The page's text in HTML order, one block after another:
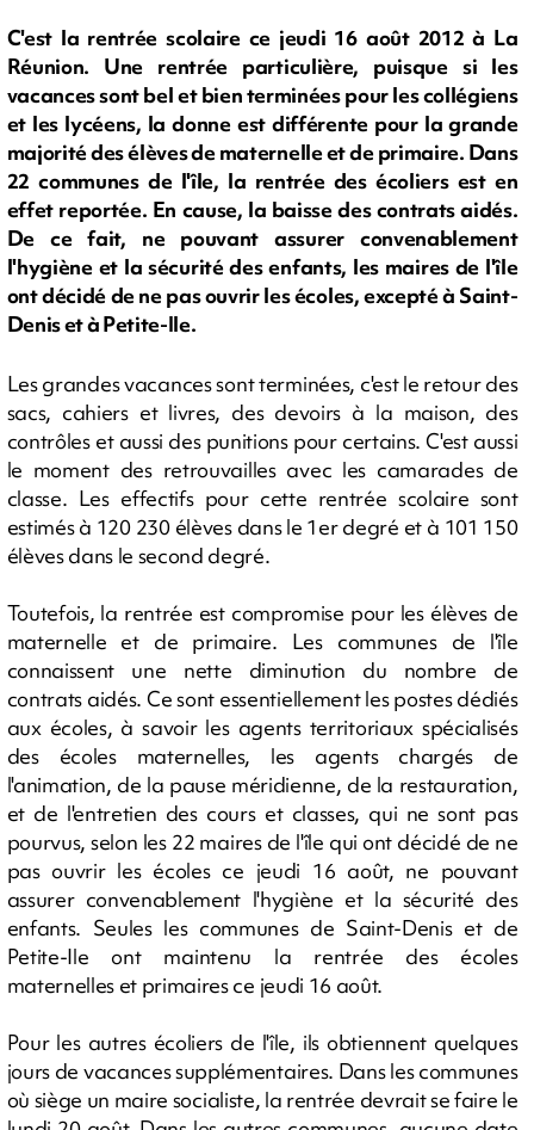
C'est la rentrée scolaire ce jeudi 16 août 2012 à La
Réunion. Une rentrée particulière, puisque si les
vacances sont bel et bien terminées pour les collégiens
et les lycéens, la donne est différente pour la grande
majorité des élèves de maternelle et de primaire. Dans
22 communes de l'île, la rentrée des écoliers est en
effet reportée. En cause, la baisse des contrats aidés.
De ce fait, ne pouvant assurer convenablement
l'hygiène et la sécurité des enfants, les maires de l'île
ont décidé de ne pas ouvrir les écoles, excepté à Saint-
Denis et à Petite-Ile.
Les grandes vacances sont terminées, c'est le retour des
sacs, cahiers et livres, des devoirs à la maison, des
contrôles et aussi des punitions pour certains. C'est aussi
le moment des retrouvailles avec les camarades de
classe. Les effectifs pour cette rentrée scolaire sont
estimés à 120 230 élèves dans le 1er degré et à 101 150
élèves dans le second degré.
Toutefois, la rentrée est compromise pour les élèves de
maternelle et de primaire. Les communes de l'île
connaissent une nette diminution du nombre de
contrats aidés. Ce sont essentiellement les postes dédiés
aux écoles, à savoir les agents territoriaux spécialisés
des écoles maternelles, les agents chargés de
l'animation, de la pause méridienne, de la restauration,
et de l'entretien des cours et classes, qui ne sont pas
pourvus, selon les 22 maires de l'île qui ont décidé de ne
pas ouvrir les écoles ce jeudi 16 août, ne pouvant
assurer convenablement l'hygiène et la sécurité des
enfants. Seules les communes de Saint-Denis et de
Petite-Ile ont maintenu la rentrée des écoles
maternelles et primaires ce jeudi 16 août.
Pour les autres écoliers de l'île, ils obtiennent quelques
jours de vacances supplémentaires. Dans les communes
où siège un maire socialiste, la rentrée devrait se faire le